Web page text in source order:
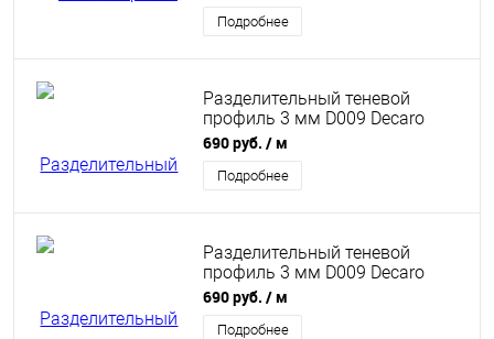
Подробнее
Разделительный теневой
профиль 3 мм D009 Decaro
Engineering анодированный
титановый
690 руб. / м
Подробнее
Разделительный теневой
профиль 3 мм D009 Decaro
Engineering анодированный
медный
690 руб. / м
Подробнее